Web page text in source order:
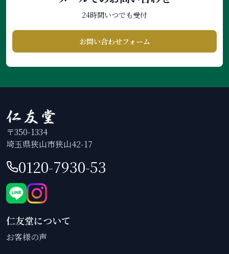
24時間いつでも受付
お問い合わせフォーム
〒350-1334
埼玉県狭山市狭山42-17
0120-7930-53
仁友堂について
お客様の声